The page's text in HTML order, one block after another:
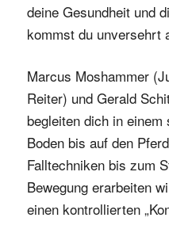
deine Gesundheit und
kommst du unversehrt
Marcus Moshammer
Reiter) und Gerald
begleiten dich in
Boden bis auf den
Falltechniken bis zum
Bewegung erarbeiten
einen kontrollierten